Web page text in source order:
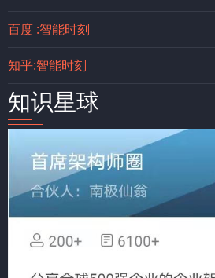
百度 :智能时刻
知乎:智能时刻
知识星球